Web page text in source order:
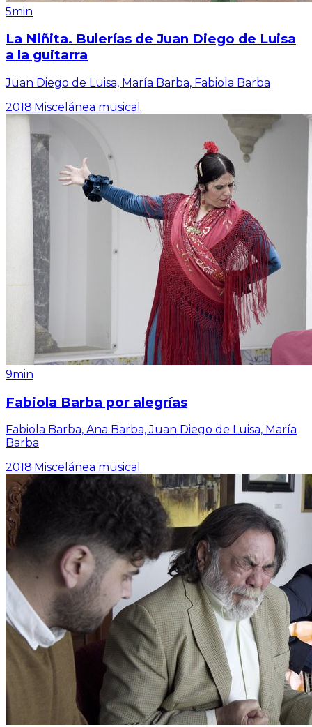
5min
La Niñita. Bulerías de Juan Diego de Luisa
a la guitarra
Juan Diego de Luisa, María Barba, Fabiola Barba
2018·Miscelánea musical
9min
Fabiola Barba por alegrías
Fabiola Barba, Ana Barba, Juan Diego de Luisa, María
Barba
2018· Miscelánea musical